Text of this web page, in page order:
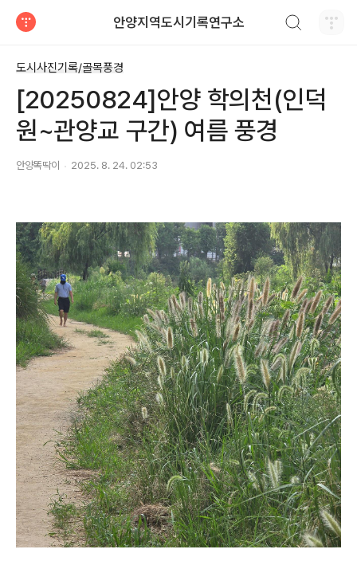
안양지역도시기록연구소
도시사진기록/골목풍경
[20250824]안양 학의천(인덕
원~관양교 구간) 여름 풍경
안양똑딱이 2025. 8. 24. 02:53